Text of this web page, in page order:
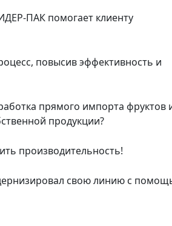
ПАК помогает клиенту
повысив эффективность и
прямого импорта фруктов
продукции?
производительность!
свою линию с